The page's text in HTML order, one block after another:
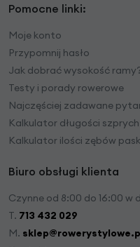
Pomocne linki:
Moje konto
Przypomnij hasło
Jak dobrać wysokość
Testy i porady rowerowe
Najczęściej zadawane
Kalkulator długości szprych
Kalkulator ilości zębów
Biuro obsługi klienta
Czynne od 8:00 do 16:00 w
T. 713 432 029
M.